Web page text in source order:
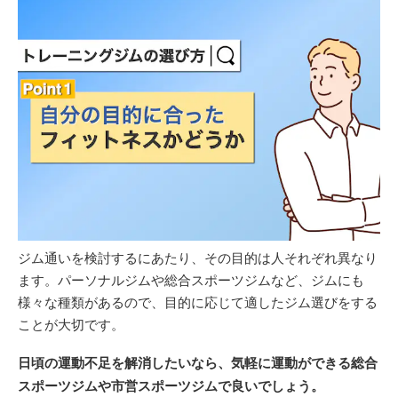
ジム通いを検討するにあたり、その目的は人それぞれ異なり
ます。パーソナルジムや総合スポーツジムなど、ジムにも
様々な種類があるので、目的に応じて適したジム選びをする
ことが大切です。
日頃の運動不足を解消したいなら、気軽に運動ができる総合
スポーツジムや市営スポーツジムで良いでしょう。